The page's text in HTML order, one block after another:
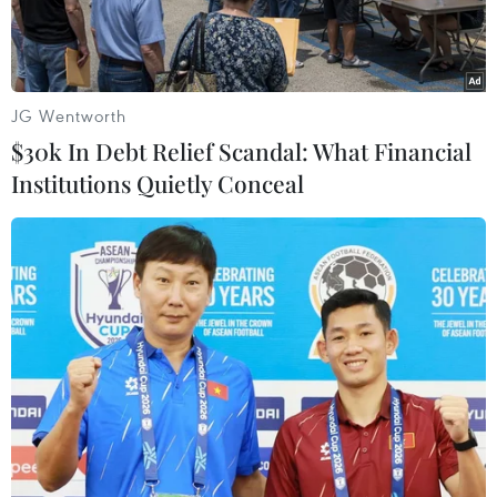
nhà báo.
Phó Thủ tướng Vũ Đức Đam phát biểu chỉ đạo Hội nghị. (Ảnh:
Phương Hoa/TTXVN)
JG Wentworth
$30k In Debt Relief Scandal: What Financial
Institutions Quietly Conceal